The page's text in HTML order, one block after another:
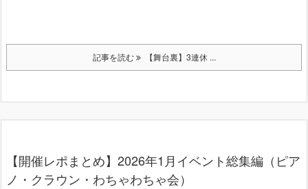
記事を読む 【舞台裏】3連休 ...
【開催レポまとめ】2026年1月イベント総集編（ピア
ノ・クラウン・わちゃわちゃ会）